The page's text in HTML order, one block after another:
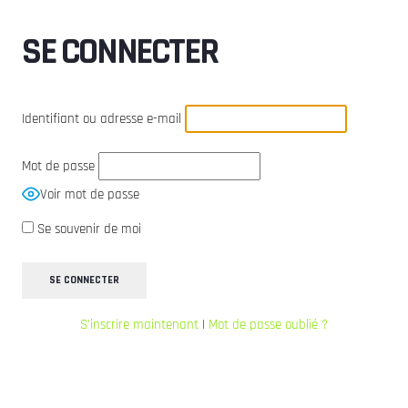
SE CONNECTER
Identifiant ou adresse e-mail
Mot de passe
Voir mot de passe
Se souvenir de moi
S’inscrire maintenant | Mot de passe oublié ?